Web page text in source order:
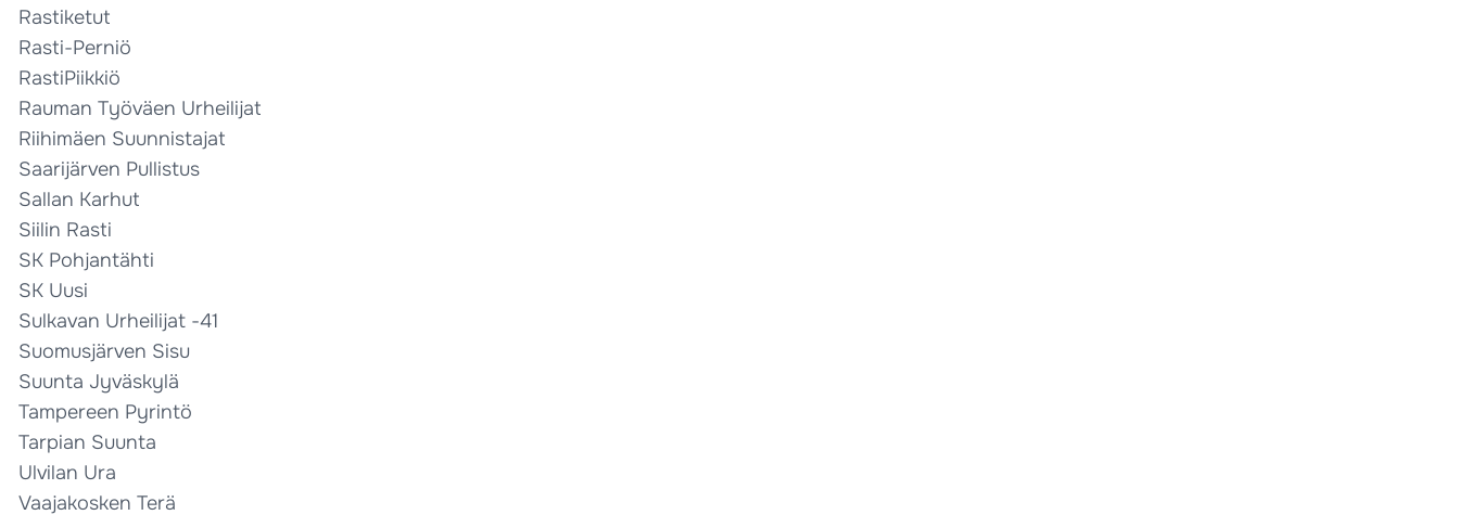
Rastiketut
Rasti-Perniö
RastiPiikkiö
Rauman Työväen Urheilijat
Riihimäen Suunnistajat
Saarijärven Pullistus
Sallan Karhut
Siilin Rasti
SK Pohjantähti
SK Uusi
Sulkavan Urheilijat -41
Suomusjärven Sisu
Suunta Jyväskylä
Tampereen Pyrintö
Tarpian Suunta
Ulvilan Ura
Vaajakosken Terä